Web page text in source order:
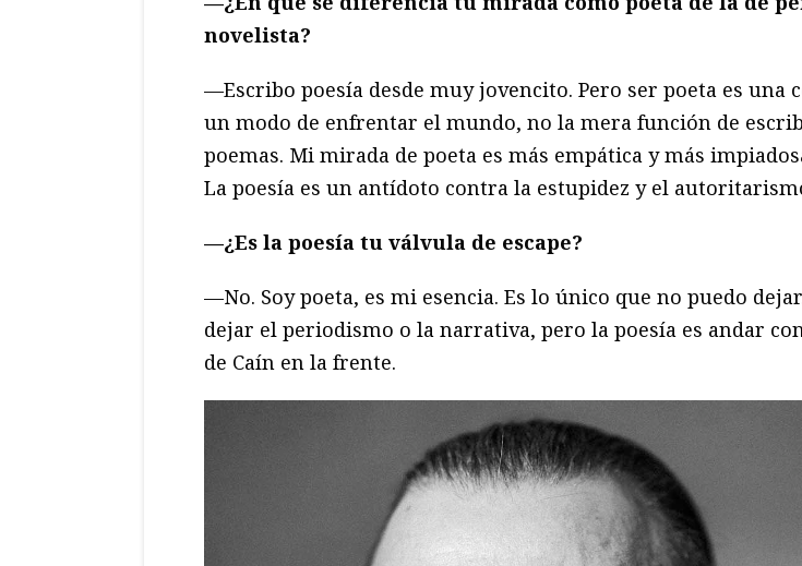
novelista?
—Escribo poesía desde muy jovencito. Pero ser poeta es una
un modo de enfrentar el mundo, no la mera función de
poemas. Mi mirada de poeta es más empática y más
La poesía es un antídoto contra la estupidez y el
—¿Es la poesía tu válvula de escape?
—No. Soy poeta, es mi esencia. Es lo único que no puedo
dejar el periodismo o la narrativa, pero la poesía es andar
de Caín en la frente.